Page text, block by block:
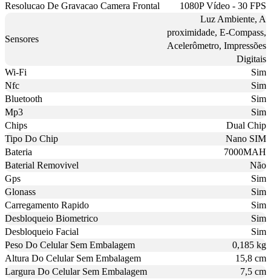
Resolucao De Gravacao Camera Frontal
1080P Vídeo - 30 FPS
Sensores
Luz Ambiente, A
proximidade, E-Compass,
Acelerômetro, Impressões
Digitais
Wi-Fi
Sim
Nfc
Sim
Bluetooth
Sim
Mp3
Sim
Chips
Dual Chip
Tipo Do Chip
Nano SIM
Bateria
7000MAH
Baterial Removivel
Não
Gps
Sim
Glonass
Sim
Carregamento Rapido
Sim
Desbloqueio Biometrico
Sim
Desbloqueio Facial
Sim
Peso Do Celular Sem Embalagem
0,185 kg
Altura Do Celular Sem Embalagem
15,8 cm
Largura Do Celular Sem Embalagem
7,5 cm